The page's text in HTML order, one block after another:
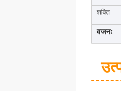
शक्ति
वजनः